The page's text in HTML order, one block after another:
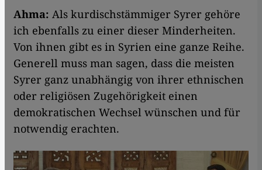
Ahma: Als kurdischstämmiger Syrer gehöre
ich ebenfalls zu einer dieser Minderheiten.
Von ihnen gibt es in Syrien eine ganze Reihe.
Generell muss man sagen, dass die meisten
Syrer ganz unabhängig von ihrer ethnischen
oder religiösen Zugehörigkeit einen
demokratischen Wechsel wünschen und für
notwendig erachten.